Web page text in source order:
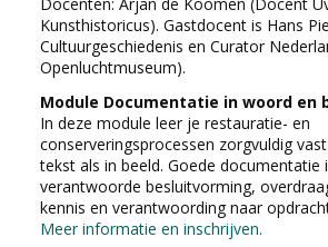
Kunsthistoricus). Gastdocent is Hans
Cultuurgeschiedenis en Curator
Openluchtmuseum).
Module Documentatie in woord en
In deze module leer je restauratie- en
conserveringsprocessen zorgvuldig
tekst als in beeld. Goede
verantwoorde besluitvorming,
kennis en verantwoording naar
Meer informatie en inschrijven.